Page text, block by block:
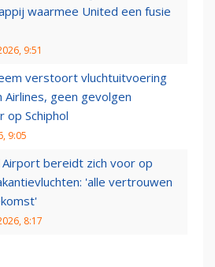
waarmee United een fusie
9:51
verstoort vluchtuitvoering
Airlines, geen gevolgen
op Schiphol
9:05
bereidt zich voor op
'alle vertrouwen
8:17